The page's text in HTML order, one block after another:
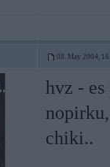
08. May 2004,
hvz - es
chiki..